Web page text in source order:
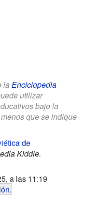
la Enciclopedia
utilizar
bajo la
que se indique
de
Kiddle.
a las 11:19
.